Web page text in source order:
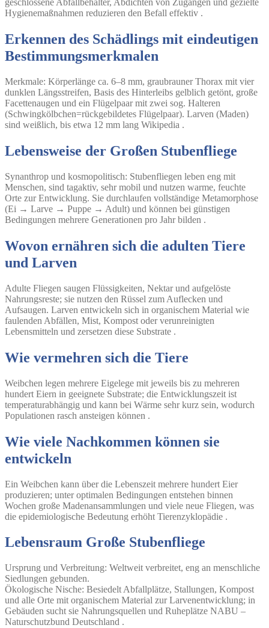
geschlossene Abfallbehälter, Abdichten von Zugängen und gezielte
Hygienemaßnahmen reduzieren den Befall effektiv .
Erkennen des Schädlings mit eindeutigen
Bestimmungsmerkmalen
Merkmale: Körperlänge ca. 6–8 mm, graubrauner Thorax mit vier
dunklen Längsstreifen, Basis des Hinterleibs gelblich getönt, große
Facettenaugen und ein Flügelpaar mit zwei sog. Halteren
(Schwingkölbchen=rückgebildetes Flügelpaar). Larven (Maden)
sind weißlich, bis etwa 12 mm lang Wikipedia .
Lebensweise der Großen Stubenfliege
Synanthrop und kosmopolitisch: Stubenfliegen leben eng mit
Menschen, sind tagaktiv, sehr mobil und nutzen warme, feuchte
Orte zur Entwicklung. Sie durchlaufen vollständige Metamorphose
(Ei → Larve → Puppe → Adult) und können bei günstigen
Bedingungen mehrere Generationen pro Jahr bilden .
Wovon ernähren sich die adulten Tiere
und Larven
Adulte Fliegen saugen Flüssigkeiten, Nektar und aufgelöste
Nahrungsreste; sie nutzen den Rüssel zum Auflecken und
Aufsaugen. Larven entwickeln sich in organischem Material wie
faulenden Abfällen, Mist, Kompost oder verunreinigten
Lebensmitteln und zersetzen diese Substrate .
Wie vermehren sich die Tiere
Weibchen legen mehrere Eigelege mit jeweils bis zu mehreren
hundert Eiern in geeignete Substrate; die Entwicklungszeit ist
temperaturabhängig und kann bei Wärme sehr kurz sein, wodurch
Populationen rasch ansteigen können .
Wie viele Nachkommen können sie
entwickeln
Ein Weibchen kann über die Lebenszeit mehrere hundert Eier
produzieren; unter optimalen Bedingungen entstehen binnen
Wochen große Madenansammlungen und viele neue Fliegen, was
die epidemiologische Bedeutung erhöht Tierenzyklopädie .
Lebensraum Große Stubenfliege
Ursprung und Verbreitung: Weltweit verbreitet, eng an menschliche
Siedlungen gebunden.
Ökologische Nische: Besiedelt Abfallplätze, Stallungen, Kompost
und alle Orte mit organischem Material zur Larvenentwicklung; in
Gebäuden sucht sie Nahrungsquellen und Ruheplätze NABU –
Naturschutzbund Deutschland .